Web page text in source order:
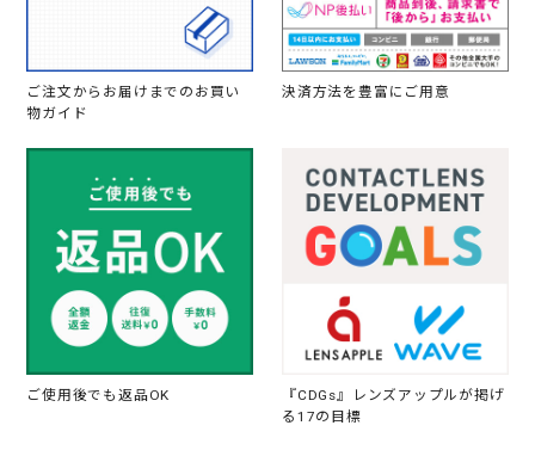
ご注文からお届けまでのお買い
物ガイド
決済方法を豊富にご用意
ご使用後でも返品OK
『CDGs』レンズアップルが掲げ
る17の目標